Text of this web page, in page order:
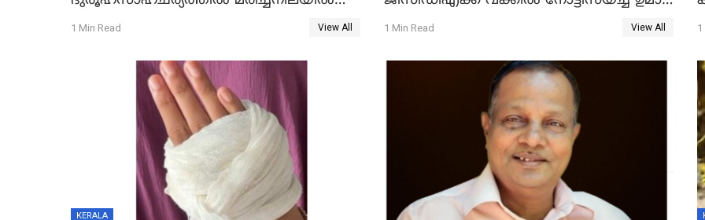
കണ്ടെത്തിയ മലയാളി യുവാവിന്റെ
1 Min Read View All
തോമസ്
1 Min Read View All 1
KERALA